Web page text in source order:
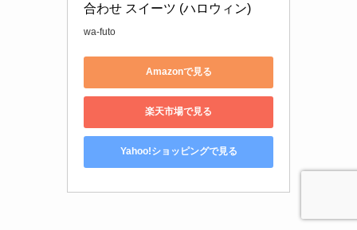
合わせ スイーツ (ハロウィン)
wa-futo
Amazonで見る
楽天市場で見る
Yahoo!ショッピングで見る